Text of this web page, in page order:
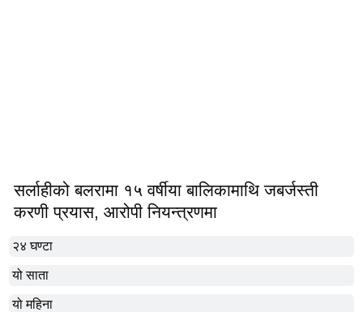
२४ घण्टा
यो साता
यो महिना
सर्लाहीको बलरामा १५ वर्षीया बालिकामाथि जबर्जस्ती
करणी प्रयास, आरोपी नियन्त्रणमा